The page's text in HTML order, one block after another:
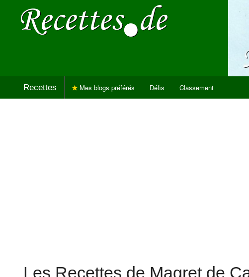
Recettes Mes blogs préférés Défis Classement
Les Recettes de Magret de